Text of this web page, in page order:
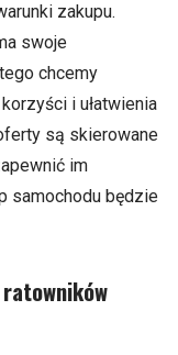
zakupu.
swoje
chcemy
i ułatwienia
są skierowane
im
samochodu będzie